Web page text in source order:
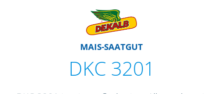
MAIS-SAATGUT
DKC 3201